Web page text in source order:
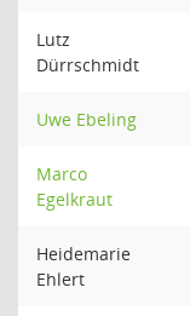
Lutz
Dürrschmidt
Uwe Ebeling
Marco
Egelkraut
Heidemarie
Ehlert